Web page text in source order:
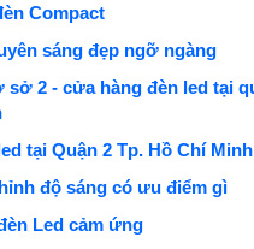
Compact
sáng đẹp ngỡ ngàng
2 - cửa hàng đèn led tại
tại Quận 2 Tp. Hồ Chí Minh
độ sáng có ưu điểm gì
Led cảm ứng